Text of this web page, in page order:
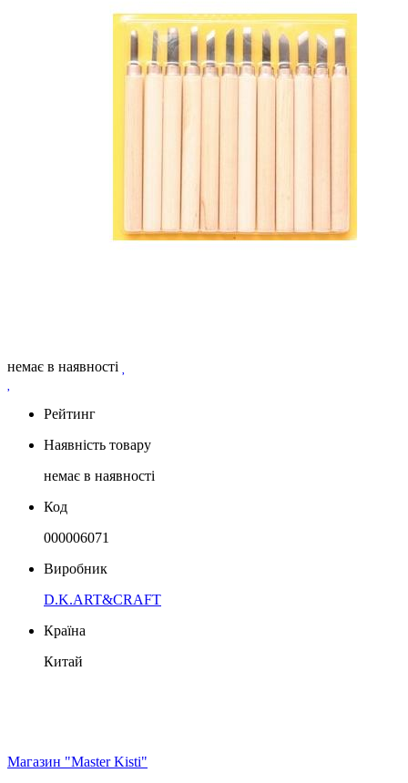
немає в наявності
Рейтинг
Наявність товару
немає в наявності
Код
000006071
Виробник
D.K.ART&CRAFT
Країна
Китай
Магазин "Master Kisti"